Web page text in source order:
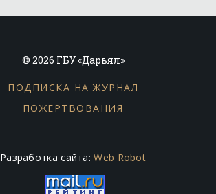
© 2026 ГБУ «Дарьял»
ПОДПИСКА НА ЖУРНАЛ
ПОЖЕРТВОВАНИЯ
Разработка сайта:Web Robot